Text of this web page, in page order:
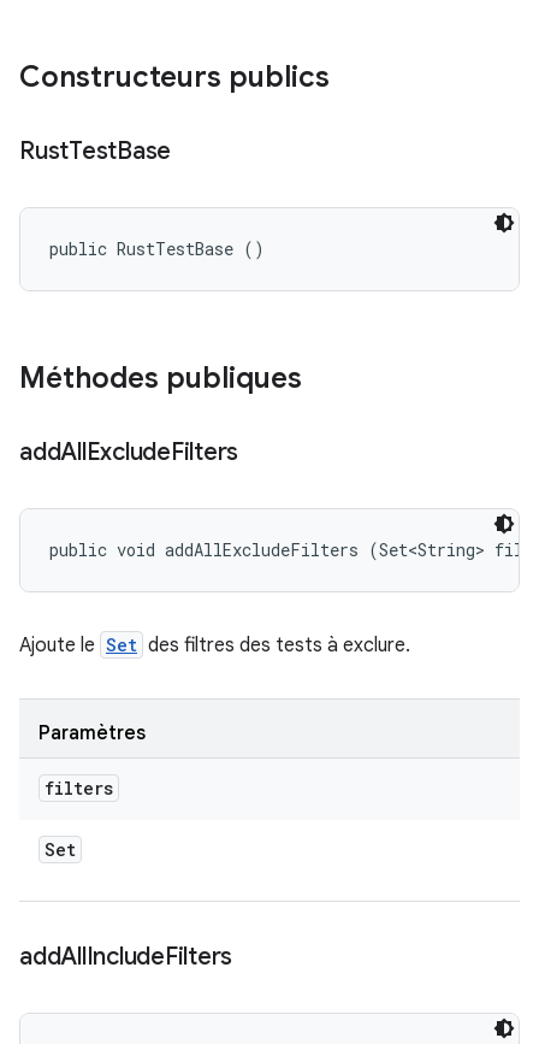
Constructeurs publics
RustTestBase
public RustTestBase ()
Méthodes publiques
addAllExcludeFilters
public void addAllExcludeFilters (Set<String>
Ajoute le Set des filtres des tests à exclure.
Paramètres
filters
Set
addAllIncludeFilters